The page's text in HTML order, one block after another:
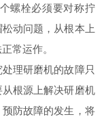
螺栓必须要对称拧
动问题，从根本上
常运作。
理研磨机的故障只
根源上解决研磨机
防故障的发生，将